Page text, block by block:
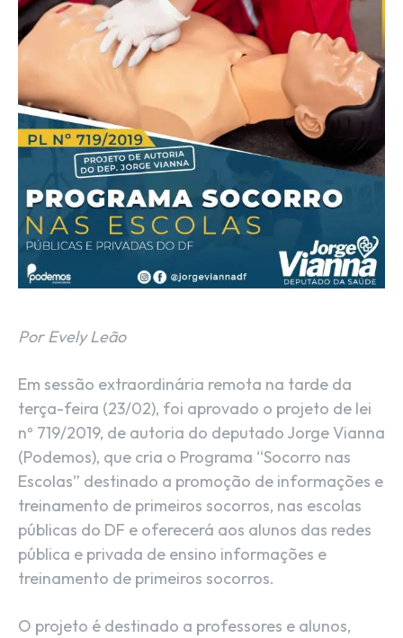
Por Evely Leão
Em sessão extraordinária remota na tarde da
terça-feira (23/02), foi aprovado o projeto de lei
nº 719/2019, de autoria do deputado Jorge Vianna
(Podemos), que cria o Programa “Socorro nas
Escolas” destinado a promoção de informações e
treinamento de primeiros socorros, nas escolas
públicas do DF e oferecerá aos alunos das redes
pública e privada de ensino informações e
treinamento de primeiros socorros.
O projeto é destinado a professores e alunos,